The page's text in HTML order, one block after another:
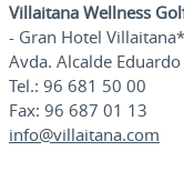
Villaitana Wellness
- Gran Hotel
Avda. Alcalde
Tel.: 96 681 50 00
Fax: 96 687 01 13
info@villaitana.com